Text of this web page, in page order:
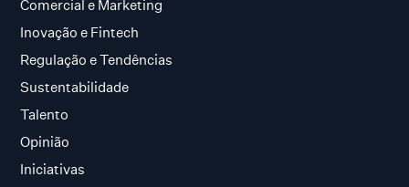
Comercial e Marketing
Inovação e Fintech
Regulação e Tendências
Sustentabilidade
Talento
Opinião
Iniciativas